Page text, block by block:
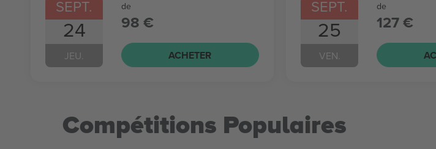
SEPT.
24
JEU.
de
98 €
ACHETER
SEPT.
25
VEN.
de
127 €
Compétitions Populaires